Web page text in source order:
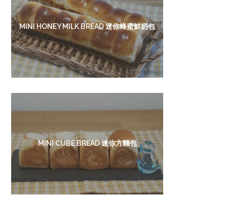
MINI HONEY MILK BREAD 迷你蜂蜜鮮奶包
MINI CUBE BREAD 迷你方麵包